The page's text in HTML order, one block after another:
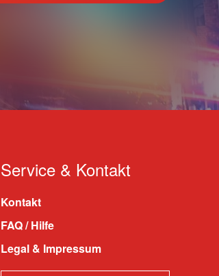
Service & Kontakt
Kontakt
FAQ / Hilfe
Legal & Impressum